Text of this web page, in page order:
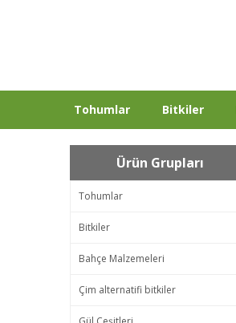
Tohumlar Bitkiler
Ürün Grupları
Tohumlar
Bitkiler
Bahçe Malzemeleri
Çim alternatifi bitkiler